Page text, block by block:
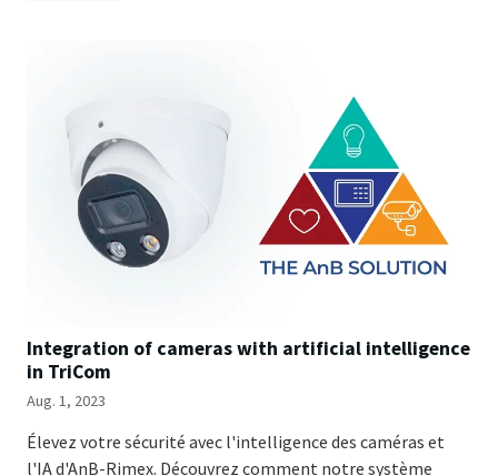
Integration of cameras with artificial intelligence
in TriCom
Aug. 1, 2023
Élevez votre sécurité avec l'intelligence des caméras et
l'IA d'AnB-Rimex. Découvrez comment notre système